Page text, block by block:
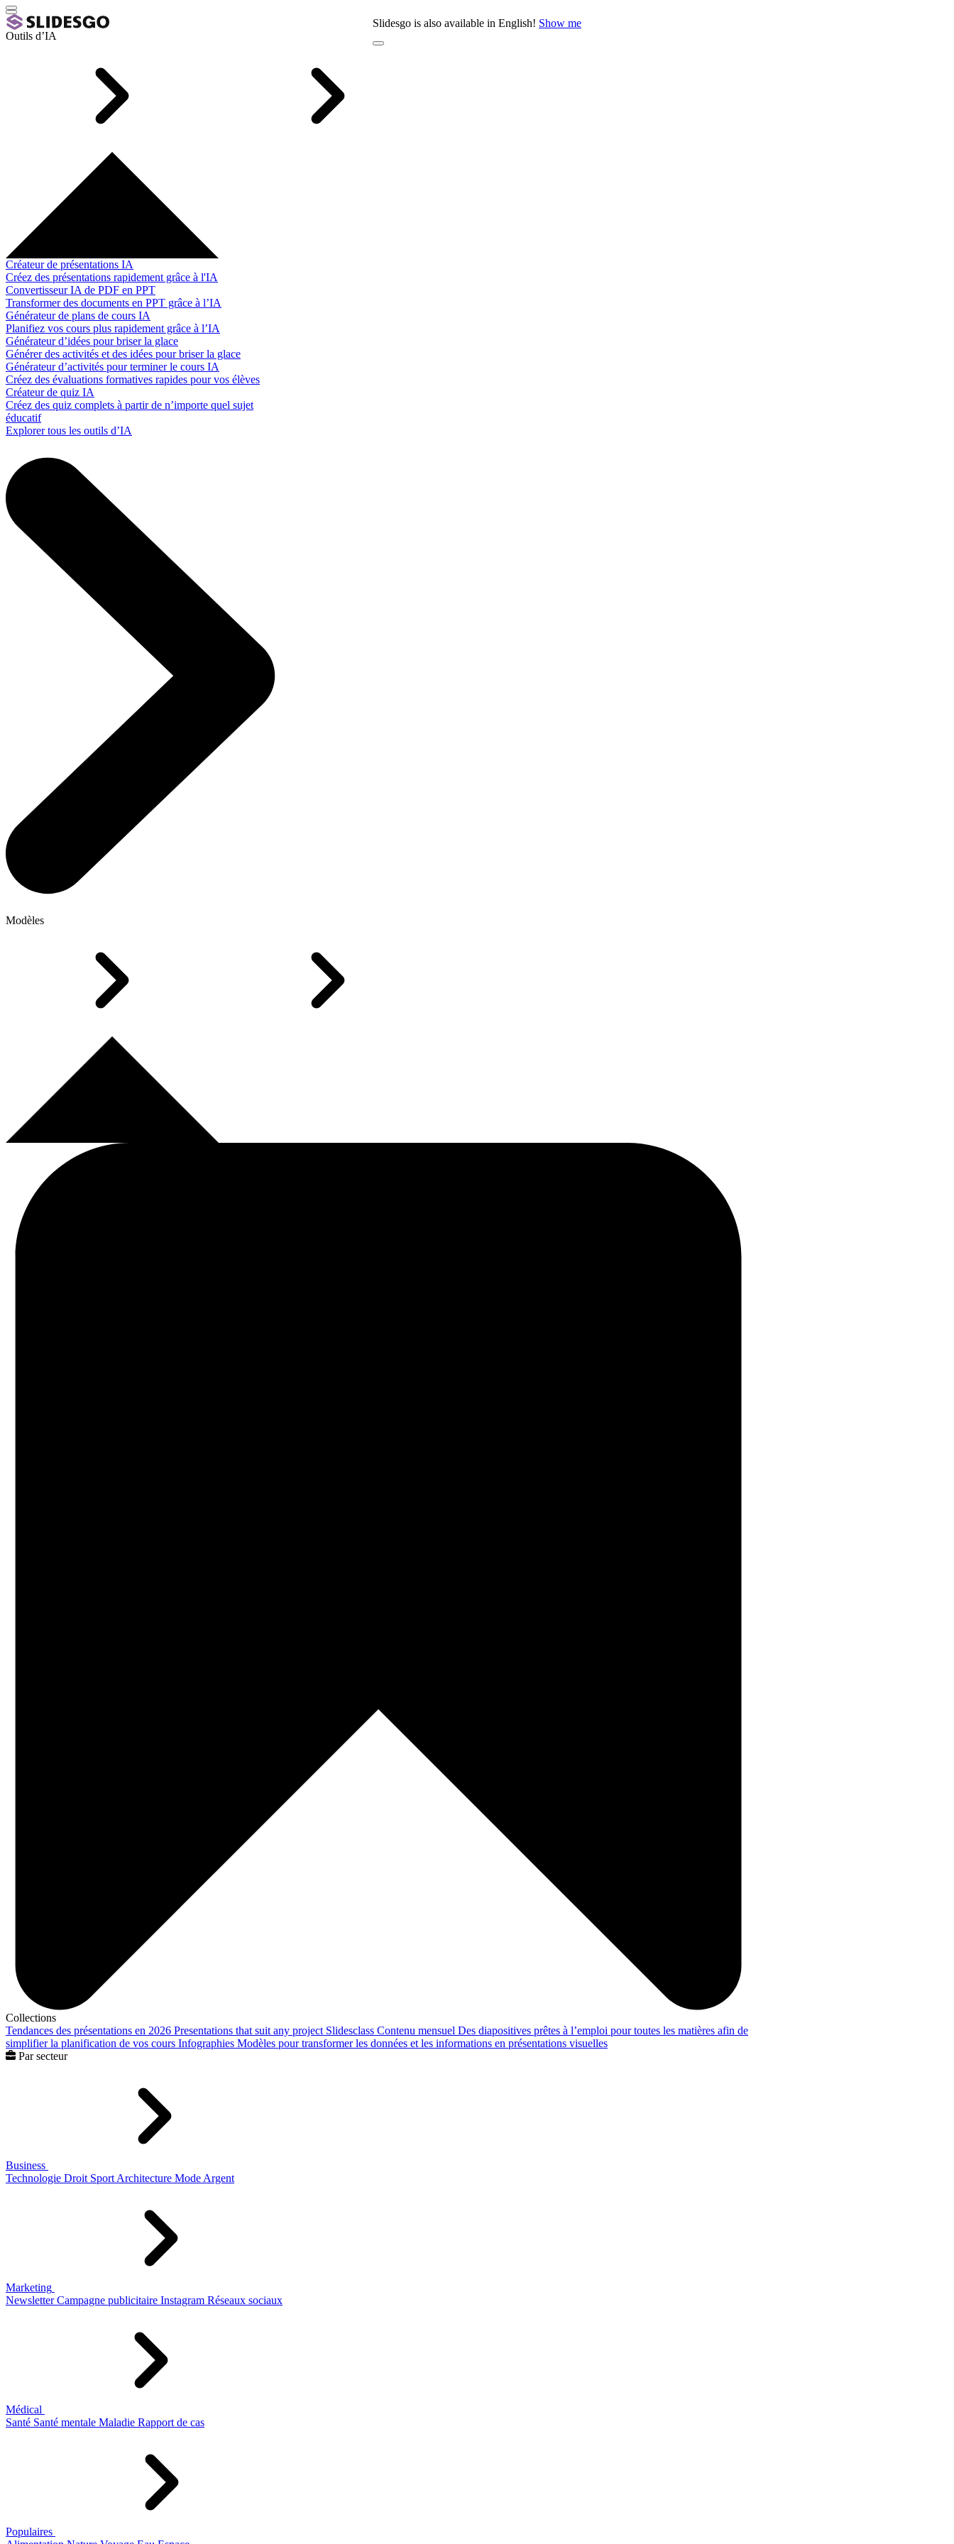
Slidesgo is also available in English! Show me
Outils d’IA
Créateur de présentations IA
Créez des présentations rapidement grâce à l'IA
Convertisseur IA de PDF en PPT
Transformer des documents en PPT grâce à l’IA
Générateur de plans de cours IA
Planifiez vos cours plus rapidement grâce à l’IA
Générateur d’idées pour briser la glace
Générer des activités et des idées pour briser la glace
Générateur d’activités pour terminer le cours IA
Créez des évaluations formatives rapides pour vos élèves
Créateur de quiz IA
Créez des quiz complets à partir de n’importe quel sujet
éducatif
Explorer tous les outils d’IA
Modèles
Collections
Tendances des présentations en 2026 Presentations that suit any project Slidesclass Contenu mensuel Des diapositives prêtes à l’emploi pour toutes les matières afin de
simplifier la planification de vos cours Infographies Modèles pour transformer les données et les informations en présentations visuelles
Par secteur
Business
Technologie Droit Sport Architecture Mode Argent
Marketing
Newsletter Campagne publicitaire Instagram Réseaux sociaux
Médical
Santé Santé mentale Maladie Rapport de cas
Populaires